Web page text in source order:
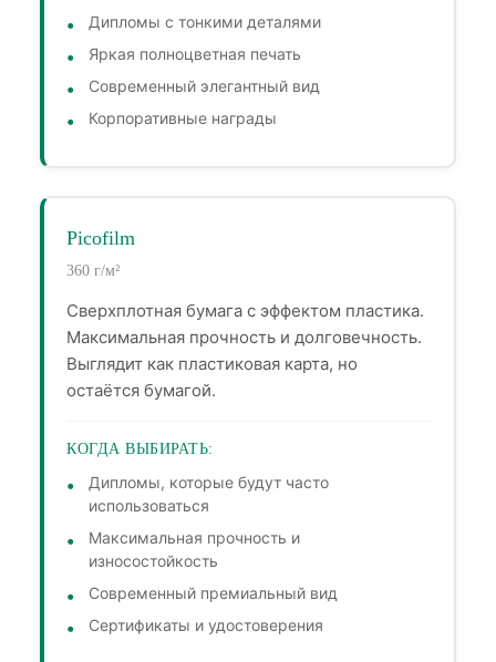
Дипломы с тонкими деталями
Яркая полноцветная печать
Современный элегантный вид
Корпоративные награды
Picofilm
360 г/м²
Сверхплотная бумага с эффектом пластика.
Максимальная прочность и долговечность.
Выглядит как пластиковая карта, но
остаётся бумагой.
КОГДА ВЫБИРАТЬ:
Дипломы, которые будут часто
использоваться
Максимальная прочность и
износостойкость
Современный премиальный вид
Сертификаты и удостоверения